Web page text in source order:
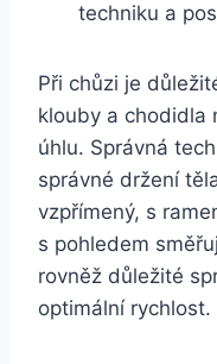
techniku a
Při chůzi je
klouby a chodidla
úhlu. Správná
správné držení
vzpřímený, s
s pohledem
rovněž důležité
optimální rychlost.